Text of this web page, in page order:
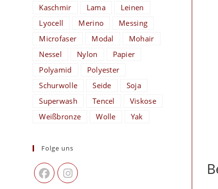
Kaschmir
Lama
Leinen
Lyocell
Merino
Messing
Microfaser
Modal
Mohair
Nessel
Nylon
Papier
Polyamid
Polyester
Schurwolle
Seide
Soja
Superwash
Tencel
Viskose
Weißbronze
Wolle Yak
Folge uns